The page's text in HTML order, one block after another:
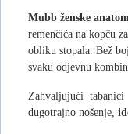
Mubb ženske
remenčića na kopču
obliku stopala. Bež
svaku odjevnu
Zahvaljujući
dugotrajno nošenje,